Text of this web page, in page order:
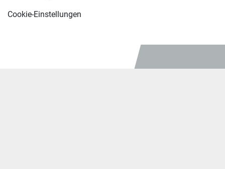
Cookie-Einstellungen